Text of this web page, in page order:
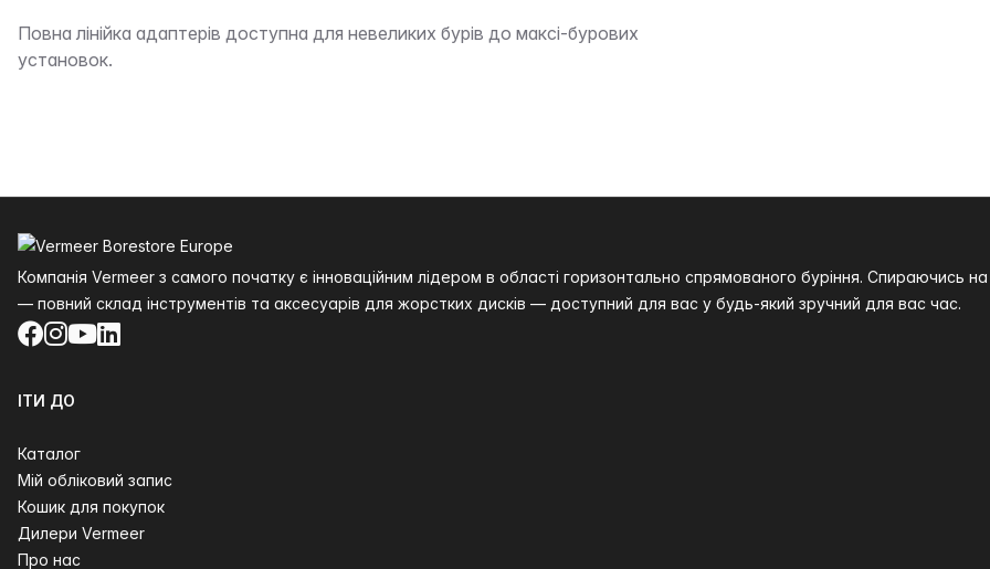
Опис
Повна лінійка адаптерів доступна для невеликих бурів до максі-бурових
установок.
Компанія Vermeer з самого початку є інноваційним лідером в області горизонтально спрямованого буріння. Спираючись
— повний склад інструментів та аксесуарів для жорстких дисків — доступний для вас у будь-який зручний для вас час.
Facebook
Instagram
YouTube
LinkedIn
ІТИ ДО
Каталог
Мій обліковий запис
Кошик для покупок
Дилери Vermeer
Про нас